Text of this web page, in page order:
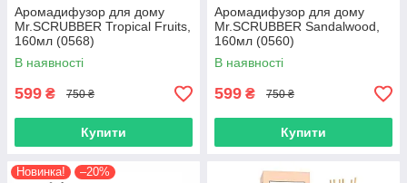
Аромадифузор для дому
Mr.SCRUBBER Tropical Fruits,
160мл (0568)
В наявності
599 ₴ 750 ₴
Купити
Аромадифузор для дому
Mr.SCRUBBER Sandalwood,
160мл (0560)
В наявності
599 ₴ 750 ₴
Купити
Новинка! –20%